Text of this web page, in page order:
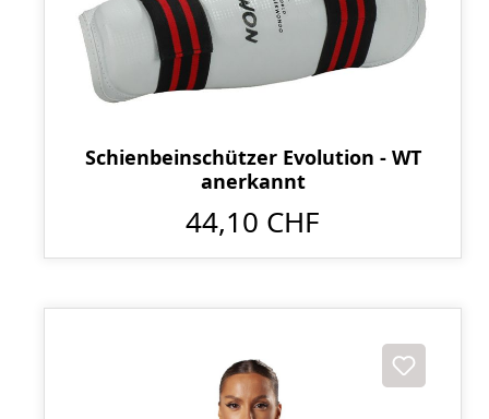
Schienbeinschützer Evolution - WT
anerkannt
44,10 CHF